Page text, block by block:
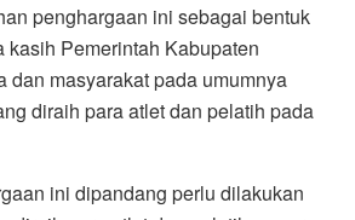
penghargaan ini sebagai bentuk
kasih Pemerintah Kabupaten
dan masyarakat pada umumnya
diraih para atlet dan pelatih pada
ini dipandang perlu dilakukan